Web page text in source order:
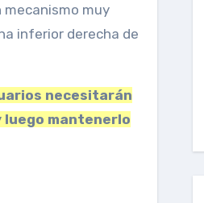
muy
inferior derecha de
necesitarán
luego mantenerlo